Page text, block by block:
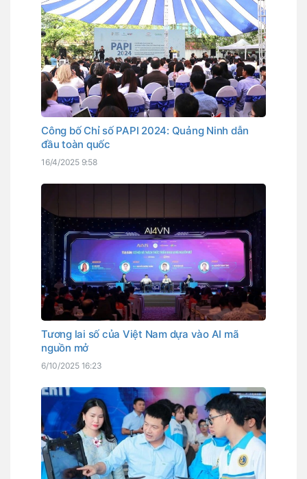
Công bố Chỉ số PAPI 2024: Quảng Ninh dẫn
đầu toàn quốc
16/4/2025 9:58
Tương lai số của Việt Nam dựa vào AI mã
nguồn mở
6/10/2025 16:23